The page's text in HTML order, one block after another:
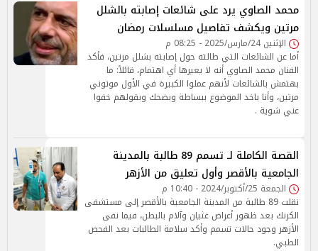
محمد الصاوي يرد على شائعات إصابته بالشلل
مرتين ويكشف تفاصيل مسلسلات رمضان
الإثنين 24/مارس/2025 - 08:25 م
أما عن الشائعات التي طالته حول إصابته بشلل مرتين، فأكد
الفنان محمد الصاوي أنه لا يعيرها أي اهتمام، قائلاً: ما
بهتمش بالشائعات لأنهم عملوا الكبيرة في الأول موتوني
مرتين، وأنا باخد الموضوع ببساطة وبضحك وبقولهم خفوا
عني شوية .
القصة الكاملة لـ تسمم 89 طالبة بالمدينة
الجامعية بالأقصر وأول تعليق من الأزهر
الجمعة 25/أكتوبر/2024 - 10:40 م
نقلت 89 طالبة من المدينة الجامعية بالأقصر إلى مستشفى
الكرنك بعد ظهور أعراض غثيان وآلام بالبطن، فيما نفى
الأزهر وجود حالات تسمم وأكد سلامة الطالبات بعد الفحص
الطبي.